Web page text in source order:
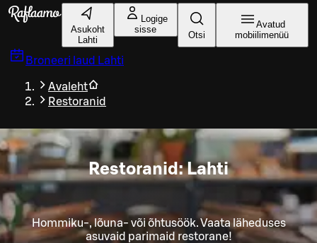
Liigu peamise sisu juurde
Asukoht
Lahti
Logige
sisse
Otsi
Avatud
mobiilimenüü
Broneeri laud Lahti
Avaleht
Restoranid
Restoranid: Lahti
Hommiku-, lõuna- või õhtusöök. Vaata läheduses
asuvaid parimaid restorane!